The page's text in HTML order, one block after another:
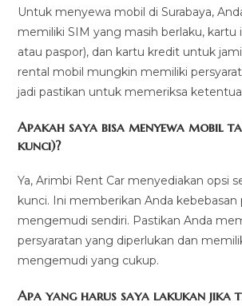
Untuk menyewa mobil di Surabaya,
memiliki SIM yang masih berlaku, kartu
atau paspor), dan kartu kredit untuk
rental mobil mungkin memiliki
jadi pastikan untuk memeriksa
Apakah saya bisa menyewa mobil
kunci)?
Ya, Arimbi Rent Car menyediakan opsi
kunci. Ini memberikan Anda
mengemudi sendiri. Pastikan Anda
persyaratan yang diperlukan dan
mengemudi yang cukup.
Apa yang harus saya lakukan jika